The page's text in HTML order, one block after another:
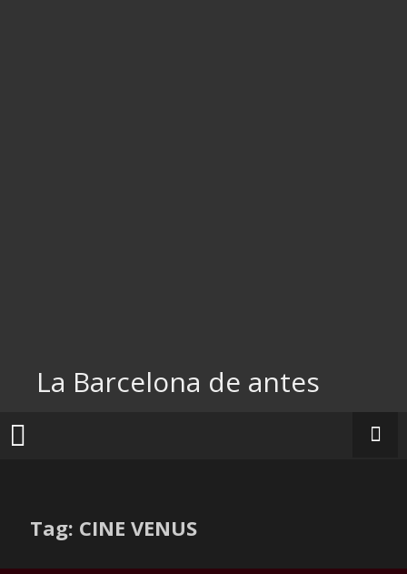
La Barcelona de antes
Tag: CINE VENUS